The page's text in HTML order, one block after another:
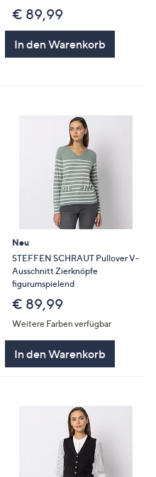
€ 89,99
In den Warenkorb
Neu
STEFFEN SCHRAUT Pullover V-
Ausschnitt Zierknöpfe
figurumspielend
€ 89,99
Weitere Farben verfügbar
In den Warenkorb